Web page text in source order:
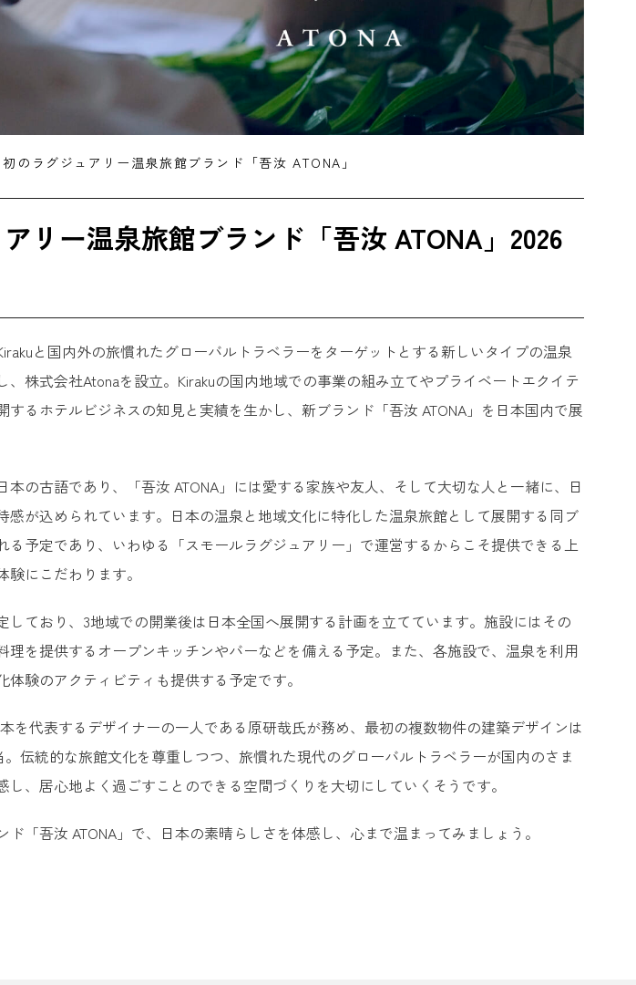
のラグジュアリー温泉旅館ブランド「吾汝 ATONA」
リー温泉旅館ブランド「吾汝 ATONA」2026
と国内外の旅慣れたグローバルトラベラーをターゲットとする新しいタイプの温泉
株式会社Atonaを設立。Kirakuの国内地域での事業の組み立てやプライベートエクイテ
るホテルビジネスの知見と実績を生かし、新ブランド「吾汝 ATONA」を日本国内で展
本の古語であり、「吾汝 ATONA」には愛する家族や友人、そして大切な人と一緒に、日
が込められています。日本の温泉と地域文化に特化した温泉旅館として展開する同ブ
る予定であり、いわゆる「スモールラグジュアリー」で運営するからこそ提供できる上
にこだわります。
しており、3地域での開業後は日本全国へ展開する計画を立てています。施設にはその
を提供するオープンキッチンやバーなどを備える予定。また、各施設で、温泉を利用
験のアクティビティも提供する予定です。
を代表するデザイナーの一人である原研哉氏が務め、最初の複数物件の建築デザインは
伝統的な旅館文化を尊重しつつ、旅慣れた現代のグローバルトラベラーが国内のさま
、居心地よく過ごすことのできる空間づくりを大切にしていくそうです。
「吾汝 ATONA」で、日本の素晴らしさを体感し、心まで温まってみましょう。